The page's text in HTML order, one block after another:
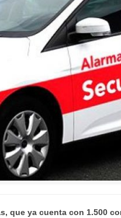
que ya cuenta con 1.500